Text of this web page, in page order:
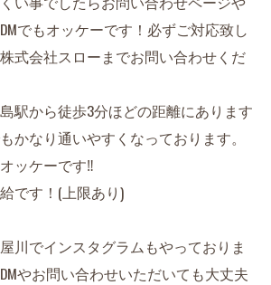
でもオッケーです！必ずご対応致し
式会社スローまでお問い合わせくだ
駅から徒歩3分ほどの距離にあります
かなり通いやすくなっております。
ッケーです‼︎
です！(上限あり)
川でインスタグラムもやっておりま
やお問い合わせいただいても大丈夫